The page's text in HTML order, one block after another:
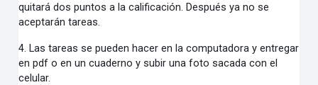
quitará dos puntos a la calificación. Después ya no se
aceptarán tareas.
4. Las tareas se pueden hacer en la computadora y entregar
en pdf o en un cuaderno y subir una foto sacada con el
celular.